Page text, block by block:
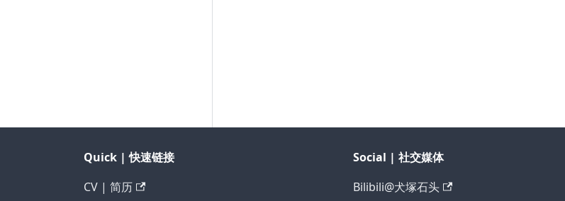
Quick | 快速链接
CV | 简历
Social | 社交媒体
Bilibili@犬塚石头